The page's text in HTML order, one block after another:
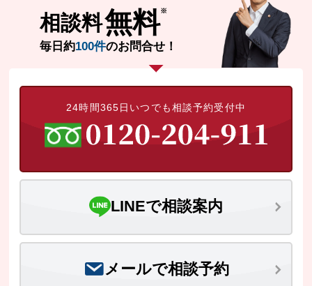
相談料無料
毎日約100件のお問合せ！
24時間365日いつでも相談予約受付中
LINEで相談案内
メールで相談予約